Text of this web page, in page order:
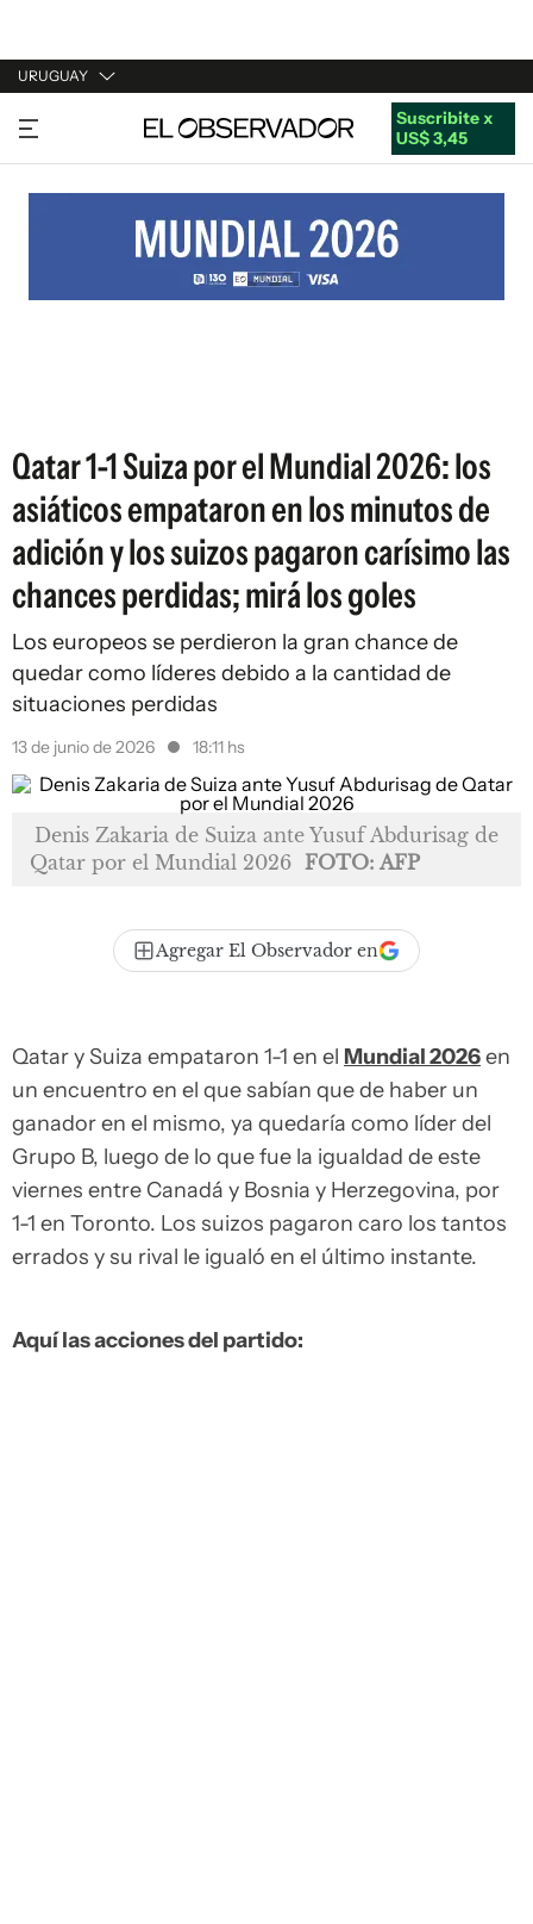
URUGUAY
URUGUAY
ARGENTINA
ESTADOS UNIDOS
Suscribite x
US$ 3,45
Qatar 1-1 Suiza por el Mundial 2026: los
asiáticos empataron en los minutos de
adición y los suizos pagaron carísimo las
chances perdidas; mirá los goles
Los europeos se perdieron la gran chance de
quedar como líderes debido a la cantidad de
situaciones perdidas
13 de junio de 2026 18:11 hs
Denis Zakaria de Suiza ante Yusuf Abdurisag de
Qatar por el Mundial 2026 FOTO: AFP
Agregar El Observador en
Qatar y Suiza empataron 1-1 en el Mundial 2026en
un encuentro en el que sabían que de haber un
ganador en el mismo, ya quedaría como líder del
Grupo B, luego de lo que fue la igualdad de este
viernes entre Canadá y Bosnia y Herzegovina, por
1-1 en Toronto. Los suizos pagaron caro los tantos
errados y su rival le igualó en el último instante.
Aquí las acciones del partido: